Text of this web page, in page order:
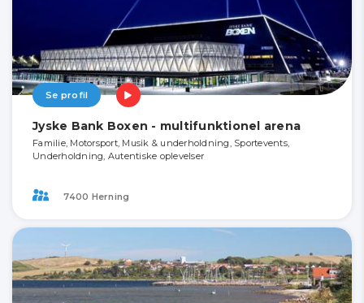
Se profil
Jyske Bank Boxen - multifunktionel arena
Familie, Motorsport, Musik & underholdning, Sportevents,
Underholdning, Autentiske oplevelser
7400 Herning